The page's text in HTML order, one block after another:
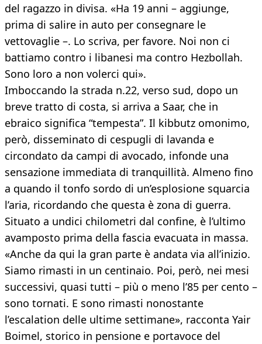
del ragazzo in divisa. «Ha 19 anni – aggiunge,
prima di salire in auto per consegnare le
vettovaglie –. Lo scriva, per favore. Noi non ci
battiamo contro i libanesi ma contro Hezbollah.
Sono loro a non volerci qui».
Imboccando la strada n.22, verso sud, dopo un
breve tratto di costa, si arriva a Saar, che in
ebraico significa “tempesta”. Il kibbutz omonimo,
però, disseminato di cespugli di lavanda e
circondato da campi di avocado, infonde una
sensazione immediata di tranquillità. Almeno fino
a quando il tonfo sordo di un’esplosione squarcia
l’aria, ricordando che questa è zona di guerra.
Situato a undici chilometri dal confine, è l’ultimo
avamposto prima della fascia evacuata in massa.
«Anche da qui la gran parte è andata via all’inizio.
Siamo rimasti in un centinaio. Poi, però, nei mesi
successivi, quasi tutti – più o meno l’85 per cento –
sono tornati. E sono rimasti nonostante
l’escalation delle ultime settimane», racconta Yair
Boimel, storico in pensione e portavoce del